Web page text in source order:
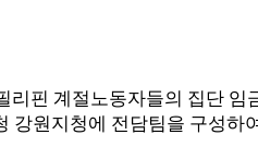
핀 계절노동자들의 집단
원지청에 전담팀을 구성하